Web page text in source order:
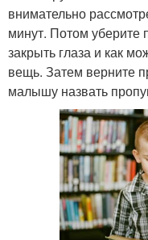
внимательно
минут. Потом уберите
закрыть глаза и как
вещь. Затем верните
малышу назвать